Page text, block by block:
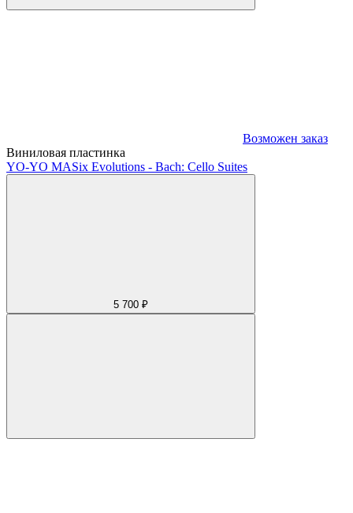
Возможен заказ
Виниловая пластинка
YO-YO MASix Evolutions - Bach: Cello Suites
5 700 ₽